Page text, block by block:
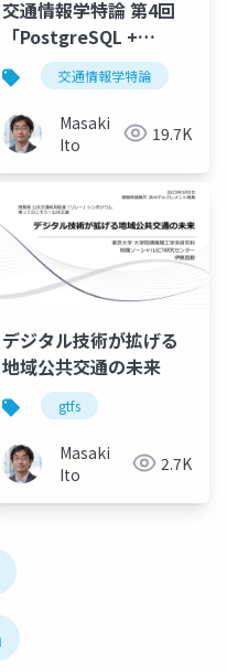
交通情報学特論 第4回
「PostgreSQL +
PostGIS + QGIS による
公共交通データ分析
1」講師：伊藤昌毅
交通情報学特論
Masaki
Ito
19.7K
デジタル技術が拡げる
地域公共交通の未来
gtfs
Masaki
Ito
2.7K